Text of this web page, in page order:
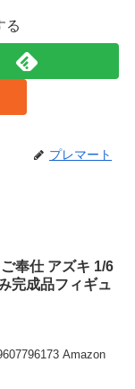
る
プレマート
奉仕 アズキ 1/6
完成品フィギュ
Amazon